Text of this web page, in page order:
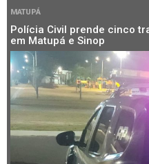
MATUPÁ
Polícia Civil prende cinco
em Matupá e Sinop